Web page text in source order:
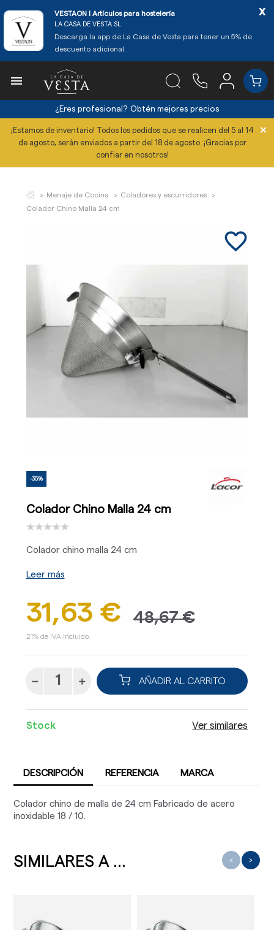
VESTAON l Artículos para hostelería
LA CASA DE VESTA SL.
Descarga la app de La Casa de Vesta para tener un 5% de
descuento adicional.
x

¿Eres profesional? Obtén mejores precios
¡Estamos de inventario! Todos los pedidos que se realicen del 5 al 14
de agosto, serán enviados a partir del 18 de agosto. ¡Gracias por
confiar en nosotros!
×
Menaje de Cocina
Coladores y escurridores
Colador Chino Malla 24 cm
favorite_border
-35%
Colador Chino Malla 24 cm
Colador chino malla 24 cm
Leer más
31,63 € 48,67 €
21% de IVA incluido.
AÑADIR AL CARRITO
Stock Ver similares
DESCRIPCIÓN REFERENCIA MARCA
Colador chino de malla de 24 cm Fabricado de acero
inoxidable 18 / 10.
SIMILARES A ... ‹ ›